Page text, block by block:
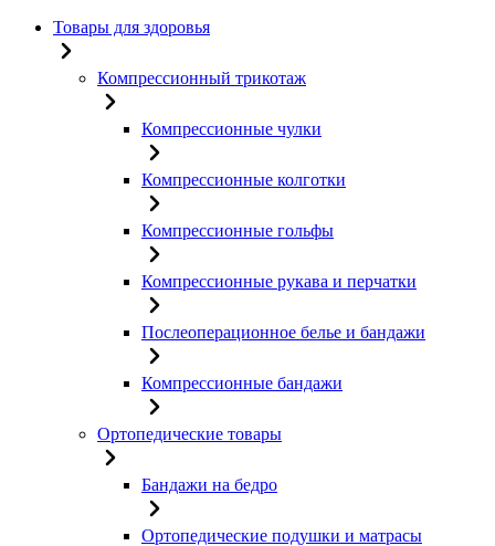
Товары для здоровья
Компрессионный трикотаж
Компрессионные чулки
Компрессионные колготки
Компрессионные гольфы
Компрессионные рукава и перчатки
Послеоперационное белье и бандажи
Компрессионные бандажи
Ортопедические товары
Бандажи на бедро
Ортопедические подушки и матрасы